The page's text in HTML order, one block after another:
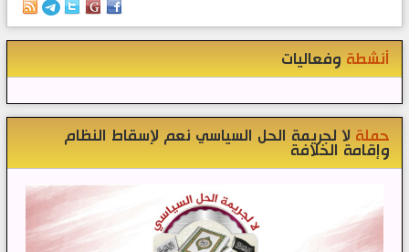
أنشطة وفعاليات
الكتب
تواصل معنا
إذاعة المكتب/ سوريا
قناتنا على تيليغرام
أنشطة وفعاليات
حملة لا لجريمة الحل السياسي نعم لإسقاط النظام
وإقامة الخلافة